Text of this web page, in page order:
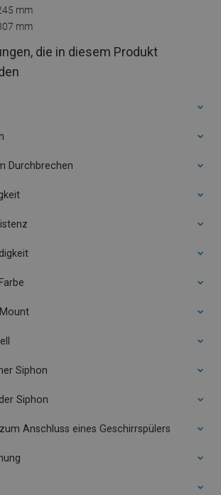
mm
mm
die in diesem Produkt
Durchbrechen
Siphon
Siphon
Anschluss eines Geschirrspülers